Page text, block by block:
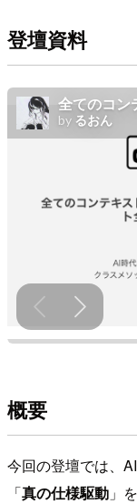
登壇資料
概要
今回の登壇では、
「真の仕様駆動 」